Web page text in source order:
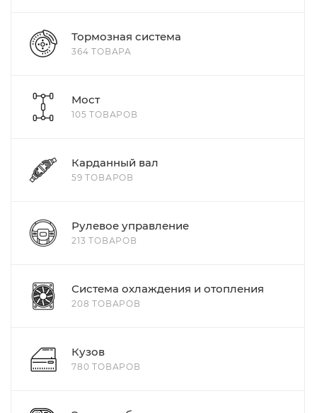
Тормозная система
364 ТОВАРА
Мост
105 ТОВАРОВ
Карданный вал
59 ТОВАРОВ
Рулевое управление
213 ТОВАРОВ
Система охлаждения и отопления
208 ТОВАРОВ
Кузов
780 ТОВАРОВ